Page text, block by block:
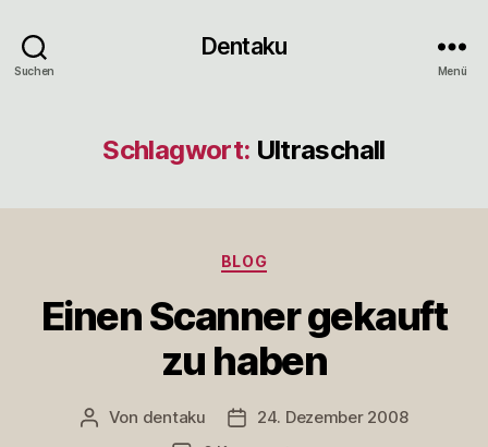
Suchen
Dentaku
Menü
Schlagwort: Ultraschall
Kategorien
BLOG
Einen Scanner gekauft
zu haben
Beitragsautor
Von dentaku Veröffentlichungsdatum
24. Dezember 2008